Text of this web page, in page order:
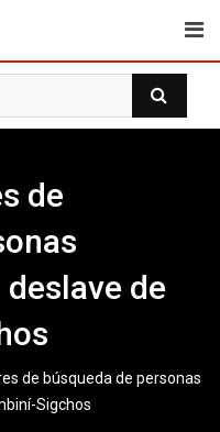
de
de
de búsqueda de personas
Sigchos